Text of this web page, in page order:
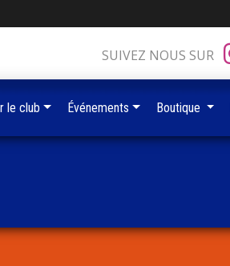
SUIVEZ NOUS SUR
le club Événements Boutique